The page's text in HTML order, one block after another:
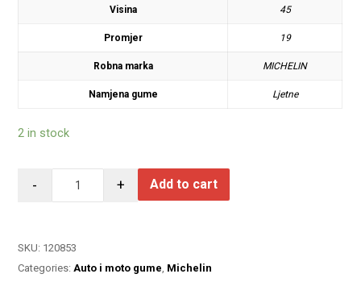
Visina 45
Promjer 19
Robna marka MICHELIN
Namjena gume Ljetne
2 in stock
- + Add to cart
SKU: 120853
Categories:Auto i moto gume, Michelin